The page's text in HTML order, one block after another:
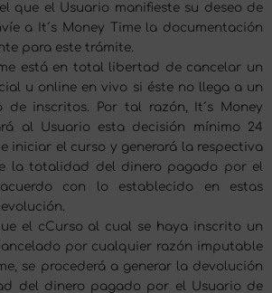
que el Usuario manifieste su deseo de
a It´s Money Time la documentación
para este trámite.
está en total libertad de cancelar un
u online en vivo si éste no llega a un
de inscritos. Por tal razón, It´s Money
al Usuario esta decisión mínimo 24
iniciar el curso y generará la respectiva
la totalidad del dinero pagado por el
con lo establecido en estas
el cCurso al cual se haya inscrito un
por cualquier razón imputable
se procederá a generar la devolución
del dinero pagado por el Usuario de